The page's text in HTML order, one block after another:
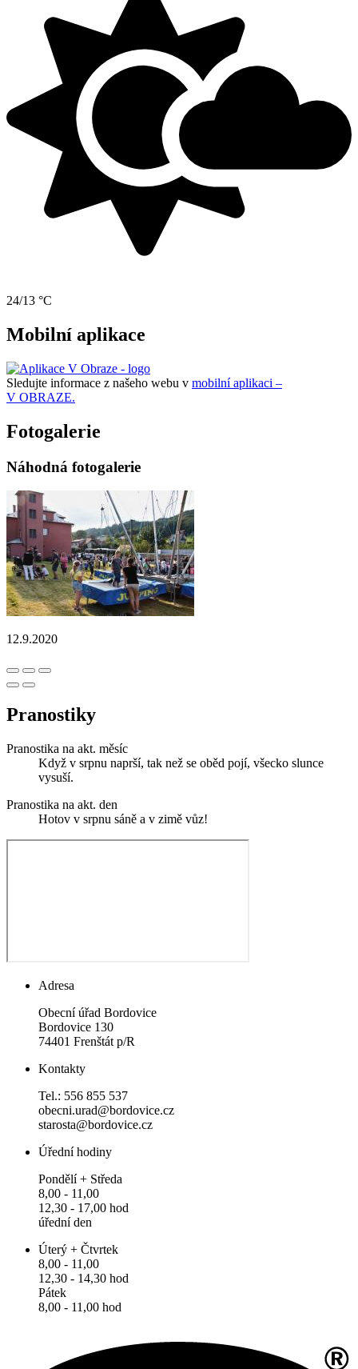
24/13 °C
Mobilní aplikace
Sledujte informace z našeho webu v mobilní aplikaci –
V OBRAZE.
Fotogalerie
Náhodná fotogalerie
12.9.2020
Pranostiky
Pranostika na akt. měsíc
Když v srpnu naprší, tak než se oběd pojí, všecko slunce
vysuší.
Pranostika na akt. den
Hotov v srpnu sáně a v zimě vůz!
Adresa
Obecní úřad Bordovice
Bordovice 130
74401 Frenštát p/R
Kontakty
Tel.: 556 855 537
obecni.urad@bordovice.cz
starosta@bordovice.cz
Úřední hodiny
Pondělí + Středa
8,00 - 11,00
12,30 - 17,00 hod
úřední den
Úterý + Čtvrtek
8,00 - 11,00
12,30 - 14,30 hod
Pátek
8,00 - 11,00 hod